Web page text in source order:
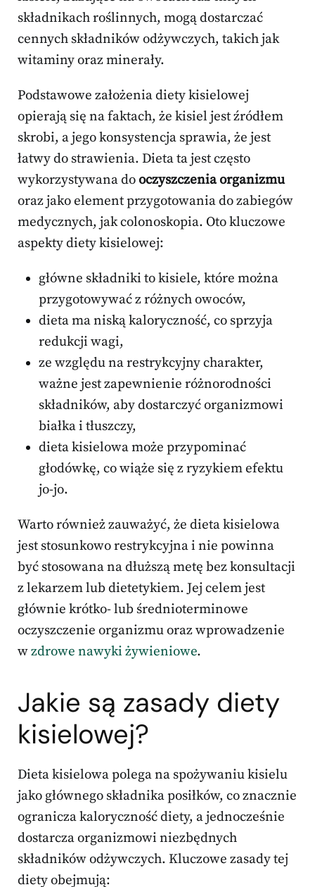
składnikach roślinnych, mogą dostarczać
cennych składników odżywczych, takich jak
witaminy oraz minerały.
Podstawowe założenia diety kisielowej
opierają się na faktach, że kisiel jest źródłem
skrobi, a jego konsystencja sprawia, że jest
łatwy do strawienia. Dieta ta jest często
wykorzystywana dooczyszczenia organizmu
oraz jako element przygotowania do zabiegów
medycznych, jak colonoskopia. Oto kluczowe
aspekty diety kisielowej:
główne składniki to kisiele, które można
przygotowywać z różnych owoców,
dieta ma niską kaloryczność, co sprzyja
redukcji wagi,
ze względu na restrykcyjny charakter,
ważne jest zapewnienie różnorodności
składników, aby dostarczyć organizmowi
białka i tłuszczy,
dieta kisielowa może przypominać
głodówkę, co wiąże się z ryzykiem efektu
jo-jo.
Warto również zauważyć, że dieta kisielowa
jest stosunkowo restrykcyjna i nie powinna
być stosowana na dłuższą metę bez konsultacji
z lekarzem lub dietetykiem. Jej celem jest
głównie krótko- lub średnioterminowe
oczyszczenie organizmu oraz wprowadzenie
wzdrowe nawyki żywieniowe.
Jakie są zasady diety
kisielowej?
Dieta kisielowa polega na spożywaniu kisielu
jako głównego składnika posiłków, co znacznie
ogranicza kaloryczność diety, a jednocześnie
dostarcza organizmowi niezbędnych
składników odżywczych. Kluczowe zasady tej
diety obejmują: